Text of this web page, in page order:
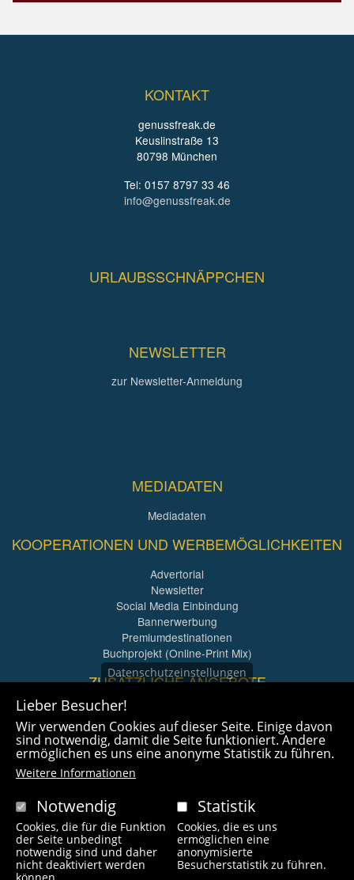
KONTAKT
genussfreak.de
Keuslinstraße 13
80798 München
Tel: 0157 8797 33 46
info@genussfreak.de
URLAUBSSCHNÄPPCHEN
NEWSLETTER
zur Newsletter-Anmeldung
MEDIADATEN
Mediadaten
KOOPERATIONEN UND WERBEMÖGLICHKEITEN
Advertorial
Newsletter
Social Media Einbindung
Bannerwerbung
Premiumdestinationen
Buchprojekt (Online-Print Mix)
ZUSÄTZLICHE ANGEBOTE
Imagefilme und mehr
360° x 360° Fotografie
Copyright © 2021 radlfreak.de. Alle Rechte vorbehalten.
Datenschutzeinstellungen
Lieber Besucher!
Wir verwenden Cookies auf dieser Seite. Einige davon
sind notwendig, damit die Seite funktioniert. Andere
ermöglichen es uns eine anonyme Statistik zu führen.
Weitere Informationen
Notwendig
Cookies, die für die Funktion
der Seite unbedingt
notwendig sind und daher
nicht deaktiviert werden
Statistik
Cookies, die es uns
ermöglichen eine
anonymisierte
Besucherstatistik zu führen.